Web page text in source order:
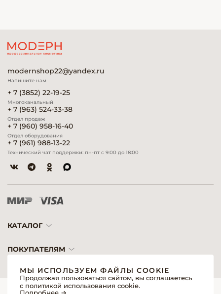
modernshop22@yandex.ru
Напишите нам
+ 7 (3852) 22-19-25
Многоканальный
+ 7 (963) 524-33-38
Отдел продаж
+ 7 (960) 958-16-40
Отдел оборудования
+ 7 (961) 988-13-22
Технический чат поддержки: пн-пт с 9:00 до 18:00
КАТАЛОГ
ПОКУПАТЕЛЯМ
© 2026 «Модерн»— Косметика и оборудование для профессионалов
МЫ ИСПОЛЬЗУЕМ ФАЙЛЫ COOKIE
Продолжая пользоваться сайтом, вы соглашаетесь
с политикой использования cookie.